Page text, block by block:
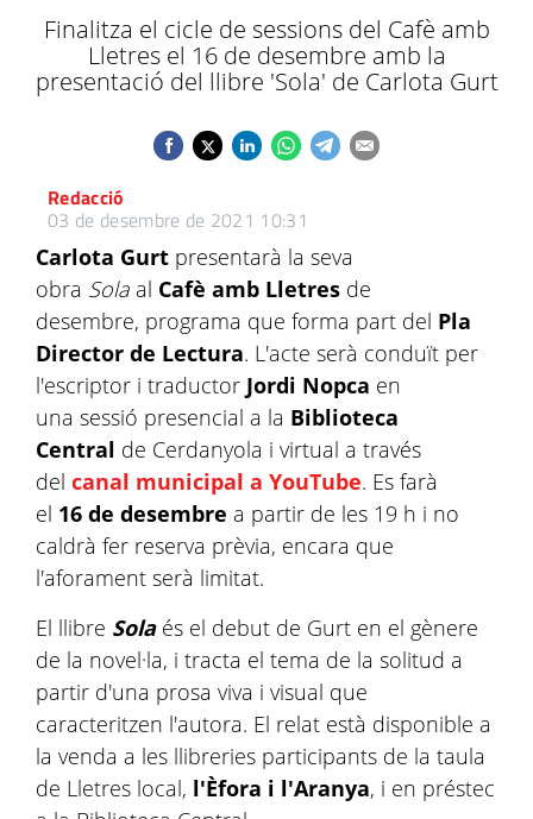
Finalitza el cicle de sessions del Cafè amb
Lletres el 16 de desembre amb la
presentació del llibre 'Sola' de Carlota Gurt
Redacció
03 de desembre de 2021 10:31
Carlota Gurt presentarà la seva
obra Sola al Cafè amb Lletres de
desembre, programa que forma part del Pla
Director de Lectura. L'acte serà conduït per
l'escriptor i traductor Jordi Nopca en
una sessió presencial a la Biblioteca
Central de Cerdanyola i virtual a través
del canal municipal a YouTube. Es farà
el 16 de desembre a partir de les 19 h i no
caldrà fer reserva prèvia, encara que
l'aforament serà limitat.
El llibre Sola és el debut de Gurt en el gènere
de la novel·la, i tracta el tema de la solitud a
partir d'una prosa viva i visual que
caracteritzen l'autora. El relat està disponible a
la venda a les llibreries participants de la taula
de Lletres local, l'Èfora i l'Aranya, i en préstec